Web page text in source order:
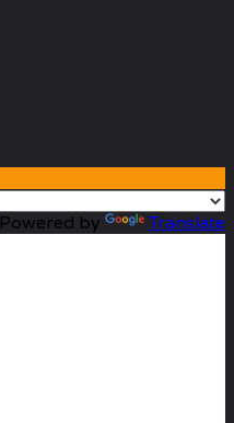
Powered by Translate